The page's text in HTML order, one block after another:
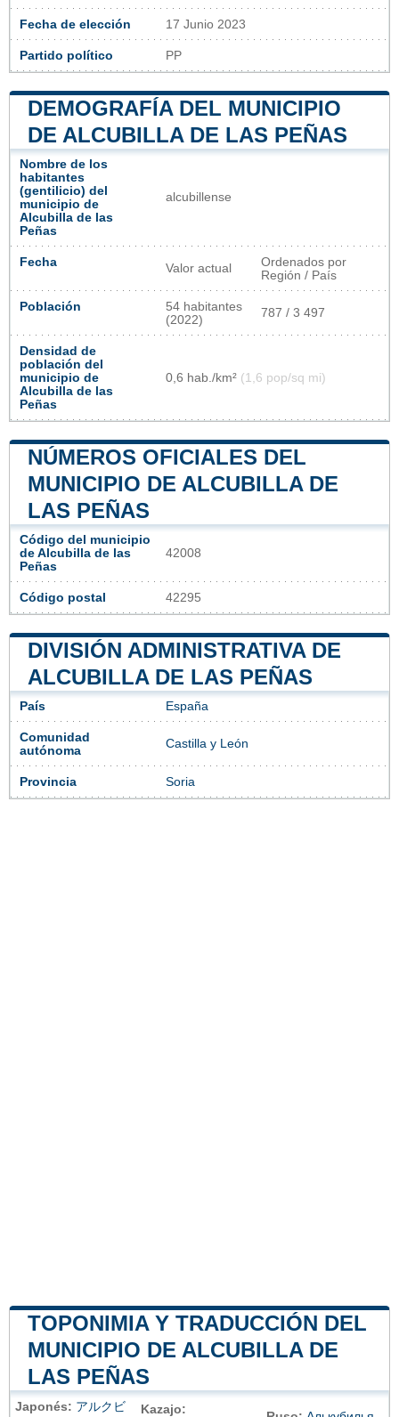
Fecha de elección 17 Junio 2023
Partido político PP
DEMOGRAFÍA DEL MUNICIPIO
DE ALCUBILLA DE LAS PEÑAS
Nombre de los
habitantes
(gentilicio) del
municipio de
Alcubilla de las
Peñas
alcubillense
Fecha Valor actual
Ordenados por
Región / País
Población
54 habitantes
(2022)
787 / 3 497
Densidad de
población del
municipio de
Alcubilla de las
Peñas
0,6 hab./km² (1,6 pop/sq mi)
NÚMEROS OFICIALES DEL
MUNICIPIO DE ALCUBILLA DE
LAS PEÑAS
Código del municipio
de Alcubilla de las
Peñas
42008
Código postal 42295
DIVISIÓN ADMINISTRATIVA DE
ALCUBILLA DE LAS PEÑAS
País España
Comunidad
autónoma
Castilla y León
Provincia Soria
TOPONIMIA Y TRADUCCIÓN DEL
MUNICIPIO DE ALCUBILLA DE
LAS PEÑAS
Japonés: アルクビ
Kazajo: